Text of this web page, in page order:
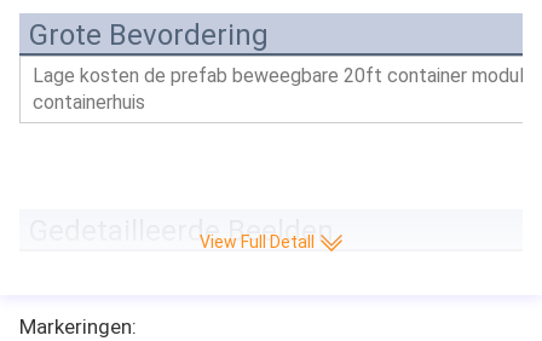
Grote Bevordering
Lage kosten de prefab beweegbare 20ft container
containerhuis
Gedetailleerde Beelden
View Full Detall
Markeringen: